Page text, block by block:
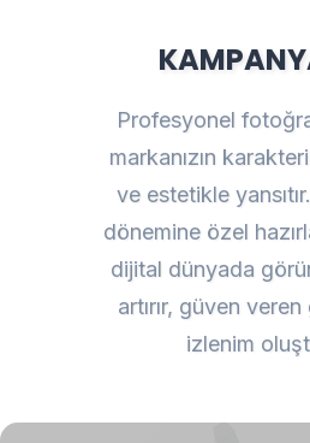
Profesyonel
markanızın
ve estetikle
dönemine özel
dijital dünyada
artırır, güven
izlenim